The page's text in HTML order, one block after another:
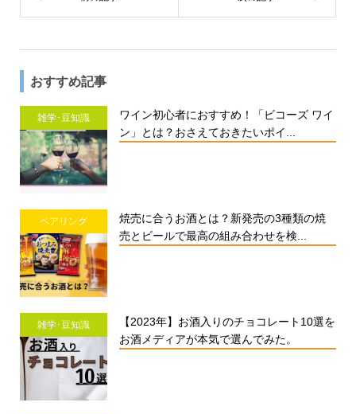
おすすめ記事
雑学･豆知識
ワイン初心者におすすめ！「ビコーズ ワイ
ン」とは？おさえておきたいポイ...
ペアリング
焼売に合うお酒とは？新発売の3種類の焼
売とビールで最高の組み合わせを検...
雑学･豆知識
【2023年】お酒入りのチョコレート10選を
お酒メディアが本気で選んでみた。